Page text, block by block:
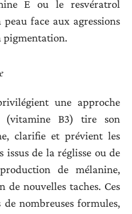
E ou le resvératrol
face aux agressions
pigmentation.
une approche
(vitamine B3) tire son
clarifie et prévient les
issus de la réglisse ou de
de mélanine,
nouvelles taches. Ces
nombreuses formules,